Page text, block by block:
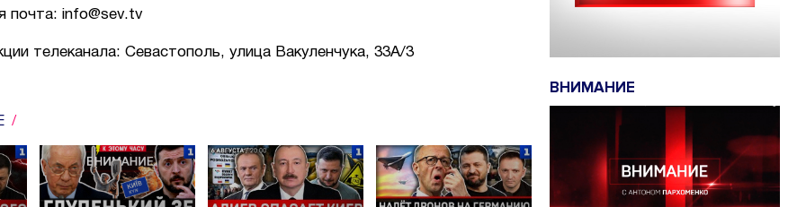
почта: info@sev.tv
телеканала: Севастополь, улица Вакуленчука, 33А/3
ВНИМАНИЕ